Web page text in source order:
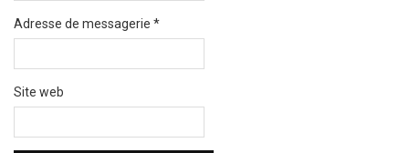
Adresse de messagerie *
Site web